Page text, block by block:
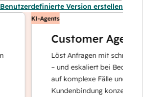
Benutzerdefinierte Version erstellen
KI-Agents
Customer Agent
Löst Anfragen mit schnellen,
– und eskaliert bei Bedarf,
auf komplexe Fälle und den
Kundenbindung konzentrieren